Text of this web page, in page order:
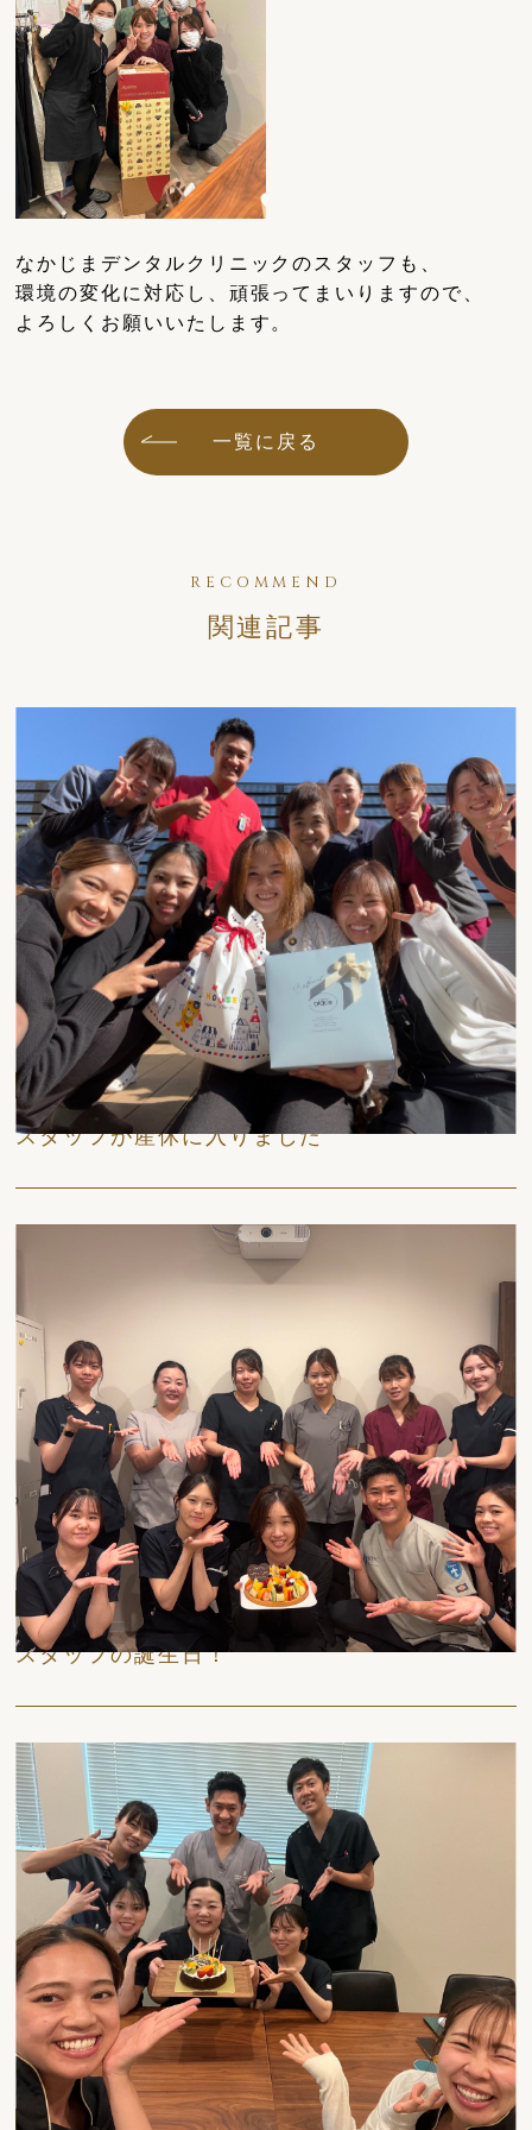
なかじまデンタルクリニックのスタッフも、
環境の変化に対応し、頑張ってまいりますので、
よろしくお願いいたします。
一覧に戻る
RECOMMEND
関連記事
日々
スタッフが産休に入りました
日々
スタッフの誕生日！
日々